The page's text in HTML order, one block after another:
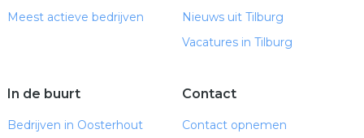
Meest actieve bedrijven
Nieuws uit Tilburg
Vacatures in Tilburg
In de buurt
Bedrijven in Oosterhout
Contact
Contact opnemen